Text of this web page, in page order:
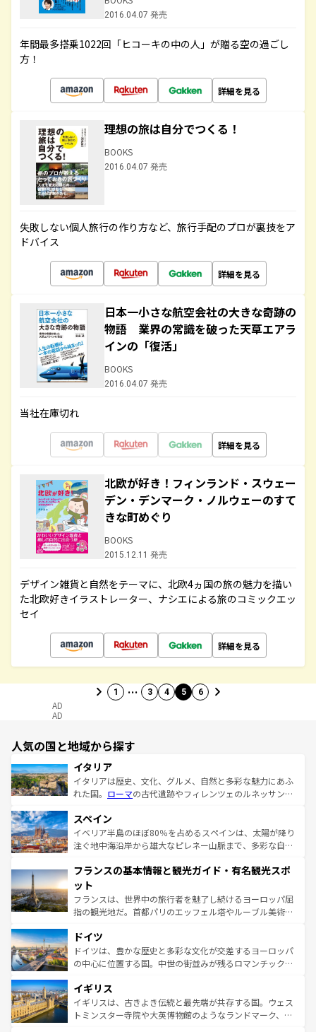
2016.04.07 発売
年間最多搭乗1022回「ヒコーキの中の人」が贈る空の過ごし
方！
詳細を見る
理想の旅は自分でつくる！
BOOKS
2016.04.07 発売
失敗しない個人旅行の作り方など、旅行手配のプロが裏技をア
ドバイス
詳細を見る
日本一小さな航空会社の大きな奇跡の
物語 業界の常識を破った天草エアラ
インの「復活」
BOOKS
2016.04.07 発売
当社在庫切れ
詳細を見る
北欧が好き！フィンランド・スウェー
デン・デンマーク・ノルウェーのすて
きな町めぐり
BOOKS
2015.12.11 発売
デザイン雑貨と自然をテーマに、北欧4ヵ国の旅の魅力を描い
た北欧好きイラストレーター、ナシエによる旅のコミックエッ
セイ
詳細を見る
1 … 3 4 5 6
AD
AD
人気の国と地域から探す
イタリア
イタリアは歴史、文化、グルメ、自然と多彩な魅力にあふ
れた国。 ローマの古代遺跡やフィレンツェのルネッサンス
ろん、トスカーナの美しい田園風景やアマルフィ海岸の絶
景など、自然景観も見逃せない。観光の合間には、本場の
ピザやパスタなど、絶品のイタリア料理を堪能することも
ませてくれるイタリアで、忘れられない旅をしてみよう！
なお、新着のイタリア情報は
しい。
スペイン
イベリア半島のほぼ80％を占めるスペインは、太陽が降り
注ぐ地中海沿岸から雄大なピレネー山脈まで、多彩な自然
文化が根付くこの国では、情熱的なフラメンコ、熱気あふ
れる闘牛、そして美味しいタパスが生活の一部となってい
る。首都マドリードの洗練された雰囲気や、バルセロナの
アートに溢れた街角から、地方では古代ローマ遺跡や中世
せる。地方によって風土や気候が異なるスペインはその個
性で訪れる人を魅了する。 なお、新着のスペイン情報は コ
ンテンツ一覧を参照してほしい。
フランスの基本情報と観光ガイド・有名観光スポ
ット
フランスは、世界中の旅行者を魅了し続けるヨーロッパ屈
指の観光地だ。首都パリのエッフェル塔やルーブル美術館
で、幅広い魅力が詰まっている。華麗な宮殿、歴史的な大
聖堂、美しいビーチ、そして豊かな自然が、訪れる者を心
から魅了する。また、フランスは美食の国としても知ら
いる。シャンパンの発祥地であるランス、プロヴァンスの
香り高いラベンダー畑など、多彩な楽しみ方が可能だ。さ
らに、パリ以外の地域にも魅力が溢れており、どの街角に
ドイツ
ドイツは、豊かな歴史と多彩な文化が交差するヨーロッパ
の中心に位置する国。中世の街並みが残るロマンチック街
顔を持つこの国は、どこを歩いても飽きることがない。ベ
ルリンの文化的活気、バイエルン州のアルプスの絶景、そ
してライン川沿いのワイン畑といった風景は必見。ビール
イギリス
イギリスは、古きよき伝統と最先端が共存する国。ウェス
トミンスター寺院や大英博物館のようなランドマーク、歴